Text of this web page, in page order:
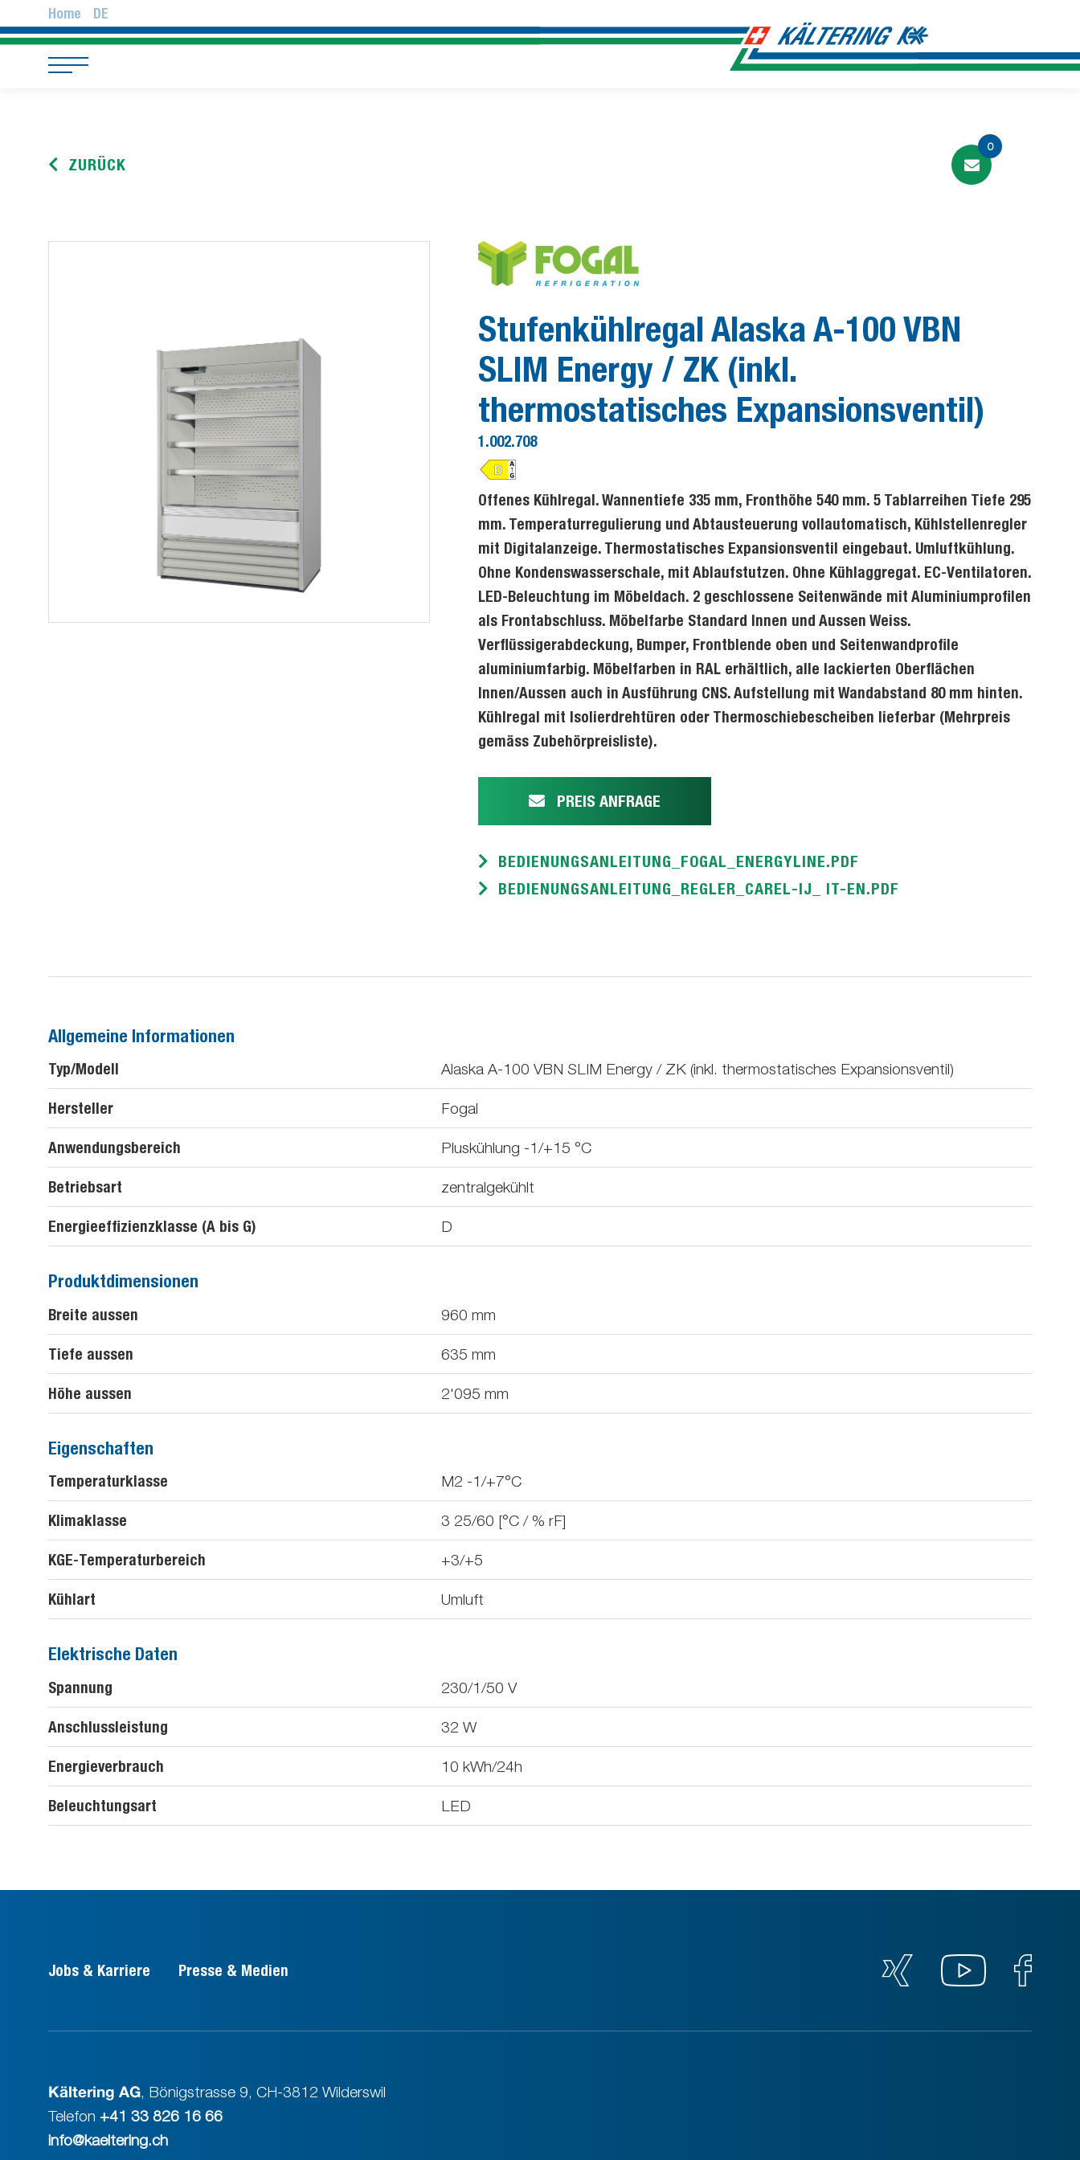
Home DE
0
ZURÜCK
Stufenkühlregal Alaska A-100 VBN
SLIM Energy / ZK (inkl.
thermostatisches Expansionsventil)
1.002.708
Offenes Kühlregal. Wannentiefe 335 mm, Fronthöhe 540 mm. 5 Tablarreihen Tiefe 295
mm. Temperaturregulierung und Abtausteuerung vollautomatisch, Kühlstellenregler
mit Digitalanzeige. Thermostatisches Expansionsventil eingebaut. Umluftkühlung.
Ohne Kondenswasserschale, mit Ablaufstutzen. Ohne Kühlaggregat. EC-Ventilatoren.
LED-Beleuchtung im Möbeldach. 2 geschlossene Seitenwände mit Aluminiumprofilen
als Frontabschluss. Möbelfarbe Standard Innen und Aussen Weiss.
Verflüssigerabdeckung, Bumper, Frontblende oben und Seitenwandprofile
aluminiumfarbig. Möbelfarben in RAL erhältlich, alle lackierten Oberflächen
Innen/Aussen auch in Ausführung CNS. Aufstellung mit Wandabstand 80 mm hinten.
Kühlregal mit Isolierdrehtüren oder Thermoschiebescheiben lieferbar (Mehrpreis
gemäss Zubehörpreisliste).
PREIS ANFRAGE
BEDIENUNGSANLEITUNG_FOGAL_ENERGYLINE.PDF
BEDIENUNGSANLEITUNG_REGLER_CAREL-IJ_ IT-EN.PDF
Allgemeine Informationen
Typ/Modell Alaska A-100 VBN SLIM Energy / ZK (inkl. thermostatisches Expansionsventil)
Hersteller Fogal
Anwendungsbereich Pluskühlung -1/+15 °C
Betriebsart zentralgekühlt
Energieeffizienzklasse (A bis G) D
Produktdimensionen
Breite aussen 960 mm
Tiefe aussen 635 mm
Höhe aussen 2'095 mm
Eigenschaften
Temperaturklasse M2 -1/+7°C
Klimaklasse 3 25/60 [°C / % rF]
KGE-Temperaturbereich +3/+5
Kühlart Umluft
Elektrische Daten
Spannung 230/1/50 V
Anschlussleistung 32 W
Energieverbrauch 10 kWh/24h
Beleuchtungsart LED
Jobs & Karriere Presse & Medien
Kältering AG, Bönigstrasse 9, CH-3812 Wilderswil
Telefon +41 33 826 16 66
info@kaeltering.ch